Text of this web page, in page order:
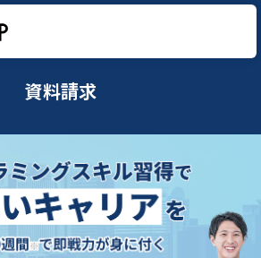
資料請求